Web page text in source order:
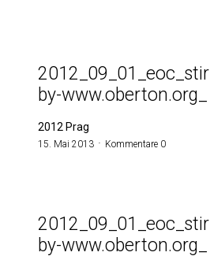
by-www.oberton.org_
2012 Prag
15. Mai 2013 Kommentare 0
by-www.oberton.org_